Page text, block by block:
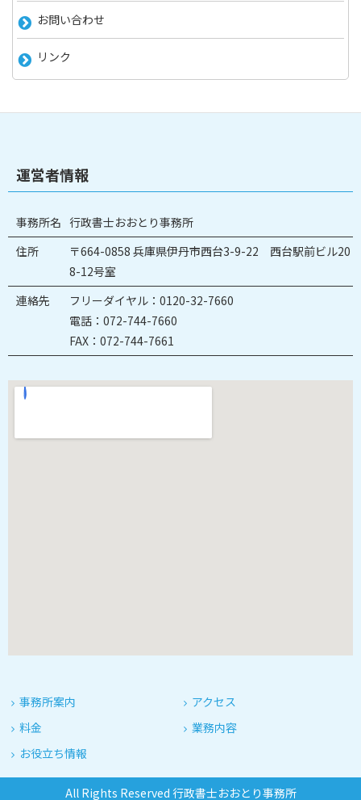
お問い合わせ
リンク
運営者情報
事務所名 行政書士おおとり事務所
住所
〒664-0858 兵庫県伊丹市西台3-9-22 西台駅前ビル20
8-12号室
連絡先
フリーダイヤル：0120-32-7660
電話：072-744-7660
FAX：072-744-7661
事務所案内
アクセス
料金
業務内容
お役立ち情報
All Rights Reserved 行政書士おおとり事務所